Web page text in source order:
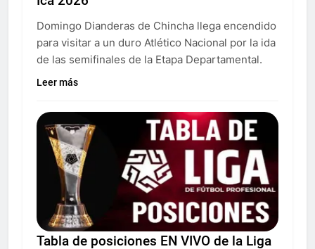
Domingo Dianderas de Chincha llega encendido
para visitar a un duro Atlético Nacional por la ida
de las semifinales de la Etapa Departamental.
Leer más
Tabla de posiciones EN VIVO de la Liga